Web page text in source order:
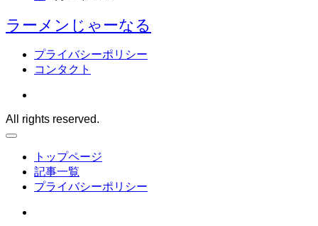
ラーメンじゃーなる
プライバシーポリシー
コンタクト
All rights reserved.
トップページ
記事一覧
プライバシーポリシー